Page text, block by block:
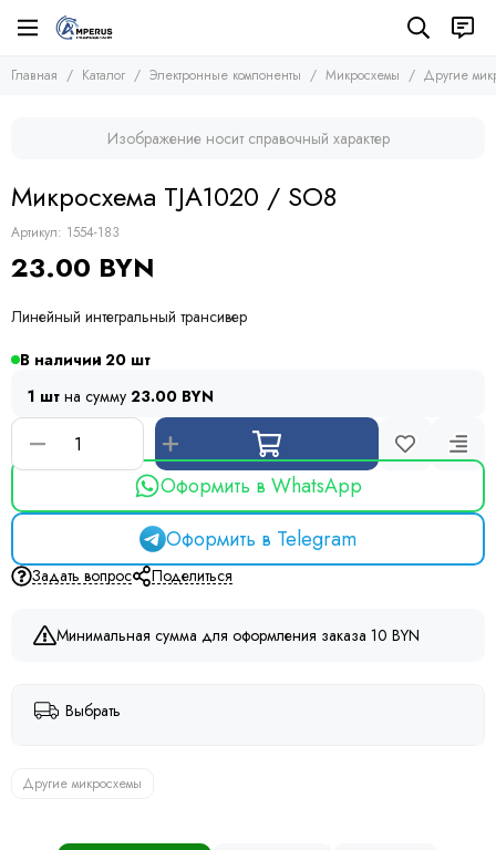
Электронные компоненты
Микросхемы
Микроконтроллеры
Другие микросхемы
Стабилизаторы
Транзисторы
Тиристоры и симисторы
Модули
Резисторы
Кварцевые резонаторы
Дроссели
Устройства защиты
Главная Каталог Электронные компоненты Микросхемы Другие
Изображение носит справочный характер
Микросхема TJA1020 / SO8
Артикул: 1554-183
23.00 BYN
Линейный интегральный трансивер
В наличии 20
1 шт на сумму 23.00 BYN
Оформить в WhatsApp
Оформить в Telegram
Задать вопрос Поделиться
Минимальная сумма для оформления заказа 10 BYN
Выбрать
Другие микросхемы